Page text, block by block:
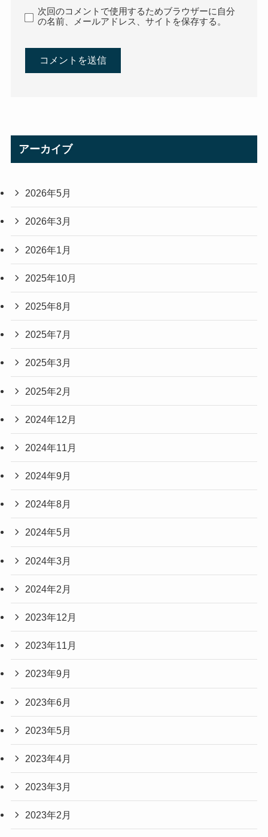
次回のコメントで使用するためブラウザーに自分
の名前、メールアドレス、サイトを保存する。
アーカイブ
2026年5月
2026年3月
2026年1月
2025年10月
2025年8月
2025年7月
2025年3月
2025年2月
2024年12月
2024年11月
2024年9月
2024年8月
2024年5月
2024年3月
2024年2月
2023年12月
2023年11月
2023年9月
2023年6月
2023年5月
2023年4月
2023年3月
2023年2月